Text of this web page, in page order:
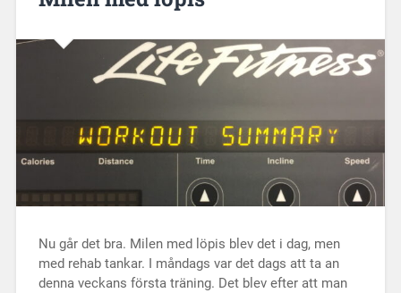
Nu går det bra. Milen med löpis blev det i dag, men
med rehab tankar. I måndags var det dags att ta an
denna veckans första träning. Det blev efter att man